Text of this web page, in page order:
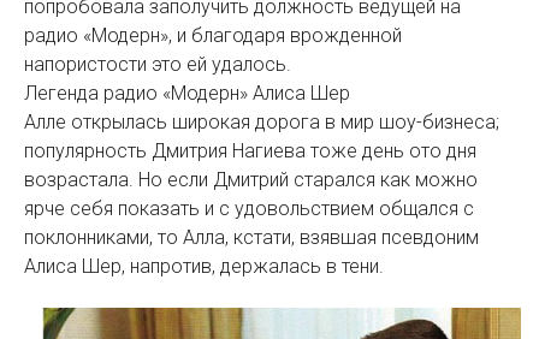
попробовала заполучить должность ведущей на
радио «Модерн», и благодаря врожденной
напористости это ей удалось.
Легенда радио «Модерн» Алиса Шер
Алле открылась широкая дорога в мир шоу-бизнеса;
популярность Дмитрия Нагиева тоже день ото дня
возрастала. Но если Дмитрий старался как можно
ярче себя показать и с удовольствием общался с
поклонниками, то Алла, кстати, взявшая псевдоним
Алиса Шер, напротив, держалась в тени.